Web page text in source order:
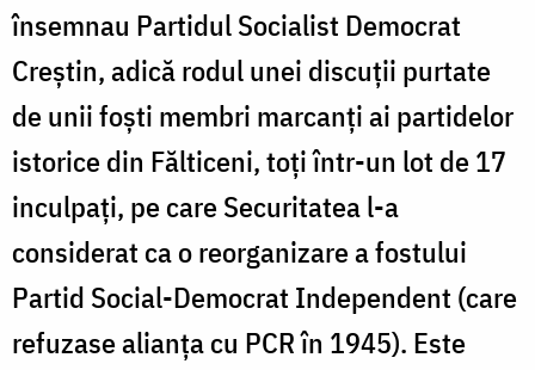
însemnau Partidul Socialist Democrat
Creștin, adică rodul unei discuții purtate
de unii foști membri marcanți ai partidelor
istorice din Fălticeni, toți într-un lot de 17
inculpați, pe care Securitatea l-a
considerat ca o reorganizare a fostului
Partid Social-Democrat Independent (care
refuzase alianța cu PCR în 1945). Este